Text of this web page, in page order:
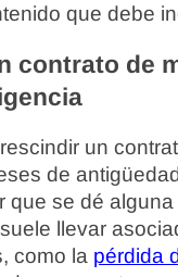
que debe
contrato de
un
de
que se dé
llevar
como la pérdida